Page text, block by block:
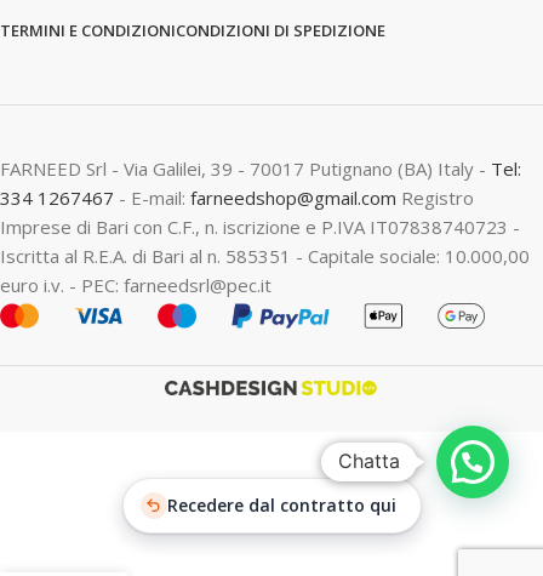
TERMINI E CONDIZIONICONDIZIONI DI SPEDIZIONE
FARNEED Srl - Via Galilei, 39 - 70017 Putignano (BA) Italy - Tel:
334 1267467 - E-mail: farneedshop@gmail.com Registro
Imprese di Bari con C.F., n. iscrizione e P.IVA IT07838740723 -
Iscritta al R.E.A. di Bari al n. 585351 - Capitale sociale: 10.000,00
euro i.v. - PEC: farneedsrl@pec.it
Recedere dal contratto qui
Chatta